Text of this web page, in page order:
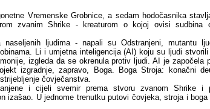
Vremenske Grobnice, a sedam hodočasnika
zvanim Shrike - kreaturom o kojoj ovisi sudbina
naseljenih ljudima - napali su Odstranjeni, mutantu
Li i umjetna inteligencija (AI) koju su ljudi
izgleda da se okrenula protiv ljudi. AI je započela
izgradnje, zapravo, Boga. Boga Stroja: konačni
čovječanstva.
i cijeli svemir prema stvoru zvanom Shrike i
izašao. U jednome trenutku putovi čovjeka, stroja i